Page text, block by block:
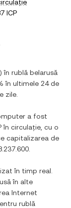
ICP
) în rublă belarusă
în ultimele 24 de
zile.
a fost
în circulație, cu o
capitalizarea de
în timp real.
în alte
Internet
rublă